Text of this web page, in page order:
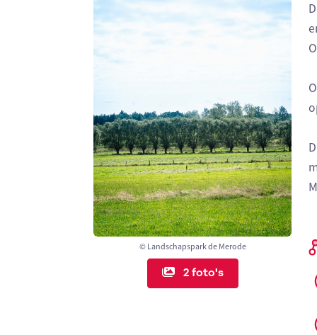
© Landschapspark de Merode
2 foto's